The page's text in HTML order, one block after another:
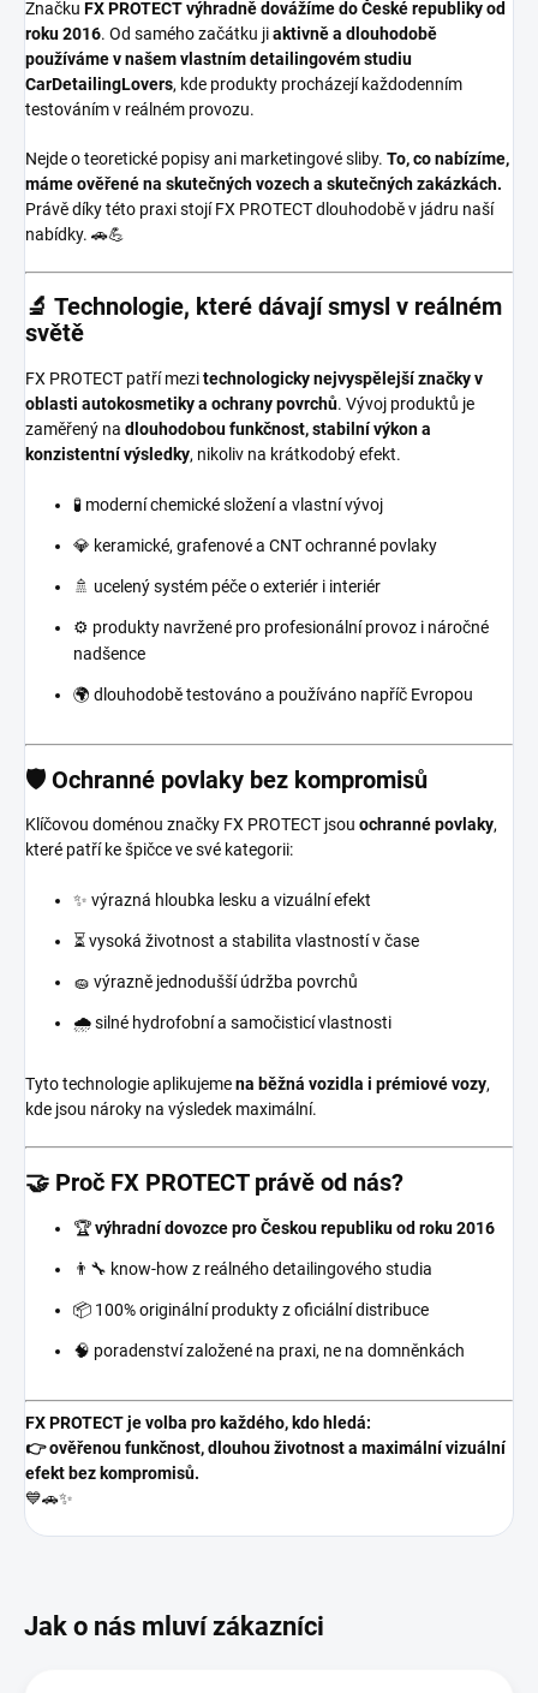
Značku FX PROTECTvýhradně dovážíme do České republiky od
roku 2016. Od samého začátku jiaktivně a dlouhodobě
používáme v našem vlastním detailingovém studiu
CarDetailingLovers, kde produkty procházejí každodenním
testováním v reálném provozu.
Nejde o teoretické popisy ani marketingové sliby. To, co nabízíme,
máme ověřené na skutečných vozech a skutečných zakázkách.
Právě díky této praxi stojí FX PROTECT dlouhodobě v jádru naší
nabídky. 🚗💪
🔬 Technologie, které dávají smysl v reálném
světě
FX PROTECT patří mezitechnologicky nejvyspělejší značky v
oblasti autokosmetiky a ochrany povrchů. Vývoj produktů je
zaměřený na dlouhodobou funkčnost, stabilní výkon a
konzistentní výsledky, nikoliv na krátkodobý efekt.
🧪 moderní chemické složení a vlastní vývoj
💎 keramické, grafenové a CNT ochranné povlaky
🚿 ucelený systém péče o exteriér i interiér
⚙️ produkty navržené pro profesionální provoz i náročné
nadšence
🌍 dlouhodobě testováno a používáno napříč Evropou
🛡️ Ochranné povlaky bez kompromisů
Klíčovou doménou značky FX PROTECT jsou ochranné povlaky,
které patří ke špičce ve své kategorii:
✨ výrazná hloubka lesku a vizuální efekt
⏳ vysoká životnost a stabilita vlastností v čase
🧽 výrazně jednodušší údržba povrchů
🌧️ silné hydrofobní a samočisticí vlastnosti
Tyto technologie aplikujemena běžná vozidla i prémiové vozy,
kde jsou nároky na výsledek maximální.
🤝 Proč FX PROTECT právě od nás?
🏆výhradní dovozce pro Českou republiku od roku 2016
👨‍🔧 know-how z reálného detailingového studia
📦 100% originální produkty z oficiální distribuce
🧠 poradenství založené na praxi, ne na domněnkách
FX PROTECT je volba pro každého, kdo hledá:
👉 ověřenou funkčnost, dlouhou životnost a maximální vizuální
efekt bez kompromisů.
💙🚗✨